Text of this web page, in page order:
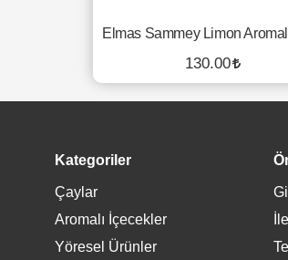
130.00
Kategoriler
Çaylar
Aromalı İçecekler
Yöresel Ürünler